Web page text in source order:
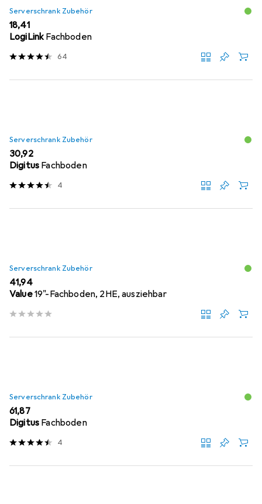
Serverschrank Zubehör
EUR
18,41
LogiLinkFachboden
64
Serverschrank Zubehör
EUR
30,92
Digitus Fachboden
4
Serverschrank Zubehör
EUR
41,94
Value19"-Fachboden, 2HE, ausziehbar
Serverschrank Zubehör
EUR
61,87
Digitus Fachboden
4